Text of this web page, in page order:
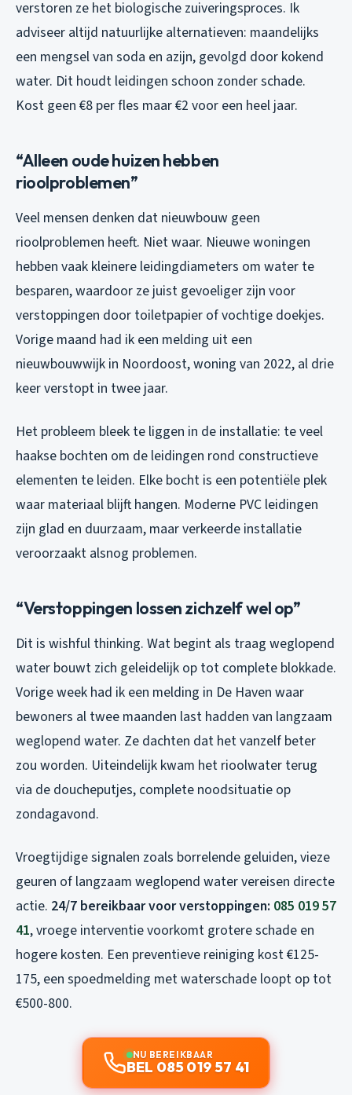
verstoren ze het biologische zuiveringsproces. Ik
adviseer altijd natuurlijke alternatieven: maandelijks
een mengsel van soda en azijn, gevolgd door kokend
water. Dit houdt leidingen schoon zonder schade.
Kost geen €8 per fles maar €2 voor een heel jaar.
“Alleen oude huizen hebben
rioolproblemen”
Veel mensen denken dat nieuwbouw geen
rioolproblemen heeft. Niet waar. Nieuwe woningen
hebben vaak kleinere leidingdiameters om water te
besparen, waardoor ze juist gevoeliger zijn voor
verstoppingen door toiletpapier of vochtige doekjes.
Vorige maand had ik een melding uit een
nieuwbouwwijk in Noordoost, woning van 2022, al drie
keer verstopt in twee jaar.
Het probleem bleek te liggen in de installatie: te veel
haakse bochten om de leidingen rond constructieve
elementen te leiden. Elke bocht is een potentiële plek
waar materiaal blijft hangen. Moderne PVC leidingen
zijn glad en duurzaam, maar verkeerde installatie
veroorzaakt alsnog problemen.
“Verstoppingen lossen zichzelf wel op”
Dit is wishful thinking. Wat begint als traag weglopend
water bouwt zich geleidelijk op tot complete blokkade.
Vorige week had ik een melding in De Haven waar
bewoners al twee maanden last hadden van langzaam
weglopend water. Ze dachten dat het vanzelf beter
zou worden. Uiteindelijk kwam het rioolwater terug
via de doucheputjes, complete noodsituatie op
zondagavond.
Vroegtijdige signalen zoals borrelende geluiden, vieze
geuren of langzaam weglopend water vereisen directe
actie. 24/7 bereikbaar voor verstoppingen: 085 019 57
41, vroege interventie voorkomt grotere schade en
hogere kosten. Een preventieve reiniging kost €125-
175, een spoedmelding met waterschade loopt op tot
€500-800.
NU BEREIKBAAR
BEL 085 019 57 41